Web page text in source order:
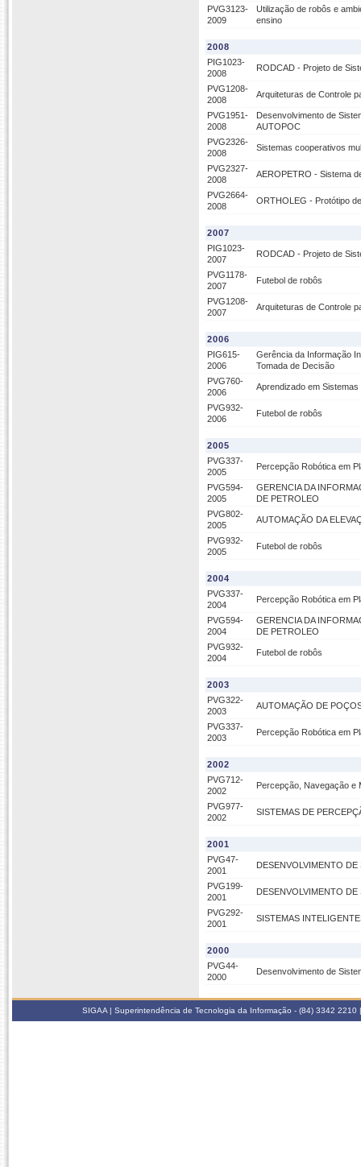
PVG3123-
2009
Utilização de robôs e
ensino
2008
PIG1023-
2008
RODCAD - Projeto de
PVG1208-
2008
Arquiteturas de Controle
PVG1951-
2008
Desenvolvimento de
AUTOPOC
PVG2326-
2008
Sistemas cooperativos
PVG2327-
2008
AEROPETRO - Sistema
PVG2664-
2008
ORTHOLEG - Protótipo
2007
PIG1023-
2007
RODCAD - Projeto de
PVG1178-
2007
Futebol de robôs
PVG1208-
2007
Arquiteturas de Controle
2006
PIG615-
2006
Gerência da Informação
Tomada de Decisão
PVG760-
2006
Aprendizado em
PVG932-
2006
Futebol de robôs
2005
PVG337-
2005
Percepção Robótica em
PVG594-
2005
GERENCIA DA
DE PETROLEO
PVG802-
2005
AUTOMAÇÃO DA
PVG932-
2005
Futebol de robôs
2004
PVG337-
2004
Percepção Robótica em
PVG594-
2004
GERENCIA DA
DE PETROLEO
PVG932-
2004
Futebol de robôs
2003
PVG322-
2003
AUTOMAÇÃO DE
PVG337-
2003
Percepção Robótica em
2002
PVG712-
2002
Percepção, Navegação e
PVG977-
2002
SISTEMAS DE
2001
PVG47-
2001
DESENVOLVIMENTO
PVG199-
2001
DESENVOLVIMENTO
PVG292-
2001
SISTEMAS
2000
PVG44-
2000
Desenvolvimento de
SIGAA | Superintendência de Tecnologia da Informação - (84) 3342